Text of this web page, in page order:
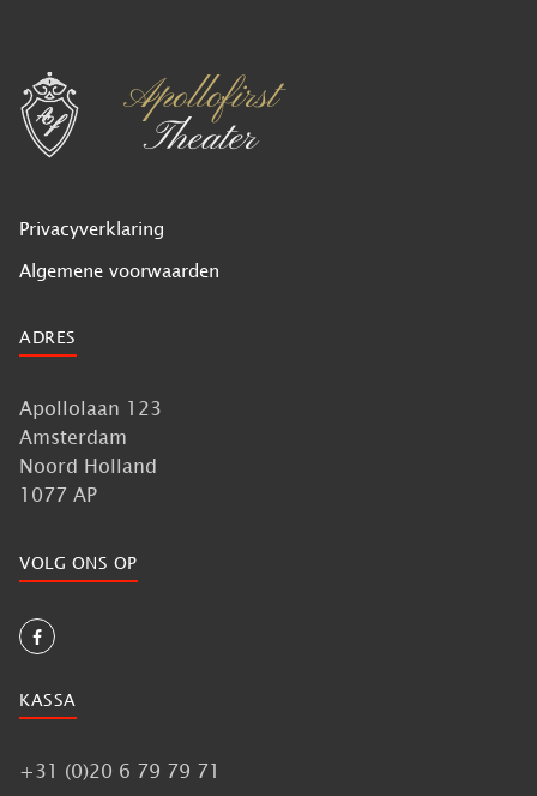
Privacyverklaring
Algemene voorwaarden
ADRES
Apollolaan 123
Amsterdam
Noord Holland
1077 AP
VOLG ONS OP
KASSA
+31 (0)20 6 79 79 71